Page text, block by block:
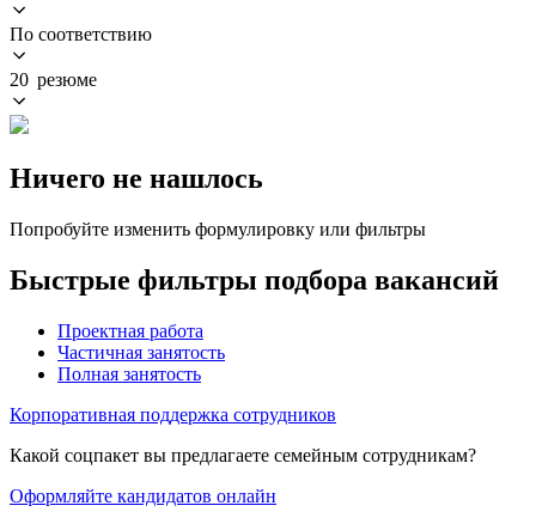
По соответствию
20 резюме
Ничего не нашлось
Попробуйте изменить формулировку или фильтры
Быстрые фильтры подбора вакансий
Проектная работа
Частичная занятость
Полная занятость
Корпоративная поддержка сотрудников
Какой соцпакет вы предлагаете семейным сотрудникам?
Оформляйте кандидатов онлайн